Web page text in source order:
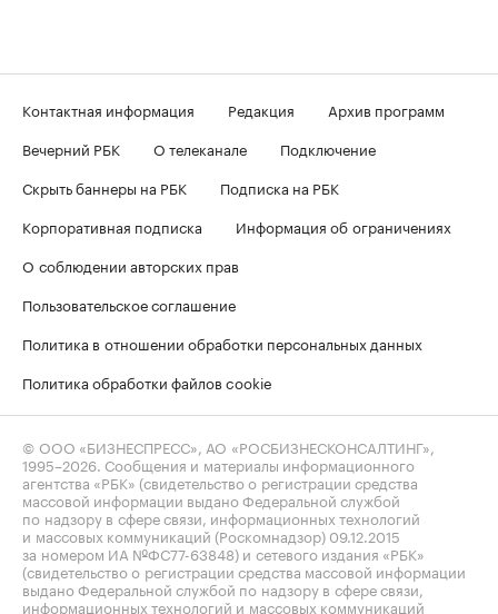
Контактная информация Редакция
Архив программ
Вечерний РБК
О телеканале
Подключение
Скрыть баннеры на РБК
Подписка на РБК
Корпоративная подписка
Информация об ограничениях
О соблюдении авторских прав
Пользовательское соглашение
Политика в отношении обработки персональных данных
Политика обработки файлов cookie
© ООО «БИЗНЕСПРЕСС», АО «РОСБИЗНЕСКОНСАЛТИНГ»,
1995–2026 . Сообщения и материалы информационного
агентства «РБК» (свидетельство о регистрации средства
массовой информации выдано Федеральной службой
по надзору в сфере связи, информационных технологий
и массовых коммуникаций (Роскомнадзор) 09.12.2015
за номером ИА №ФС77-63848) и сетевого издания «РБК»
(свидетельство о регистрации средства массовой информации
выдано Федеральной службой по надзору в сфере связи,
информационных технологий и массовых коммуникаций